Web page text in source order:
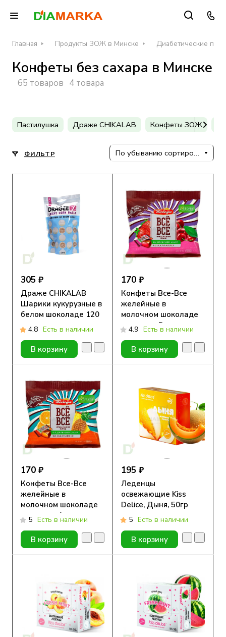
Главная Продукты ЗОЖ в Минске Диабетические
Конфеты без сахара в Минске
65 товаров 4 товара
Пастилушка Драже CHIKALAB Конфеты ЗОЖ
ФИЛЬТР По убыванию сортировки
305 ₽
Драже CHIKALAB
Шарики кукурузные в
белом шоколаде 120
гр.4.8 Есть в наличии
В корзину
170 ₽
Конфеты Все-Все
желейные в
молочном шоколаде
со вкусом Вишни и
Клубники без сахара
180г
4.9 Есть в наличии
В корзину
170 ₽
Конфеты Все-Все
желейные в
молочном шоколаде
со вкусом Апельсина
и Ананаса без сахара
180г
5 Есть в наличии
В корзину
195 ₽
Леденцы
освежающие Kiss
Delice, Дыня, 50гр
5 Есть в наличии
В корзину